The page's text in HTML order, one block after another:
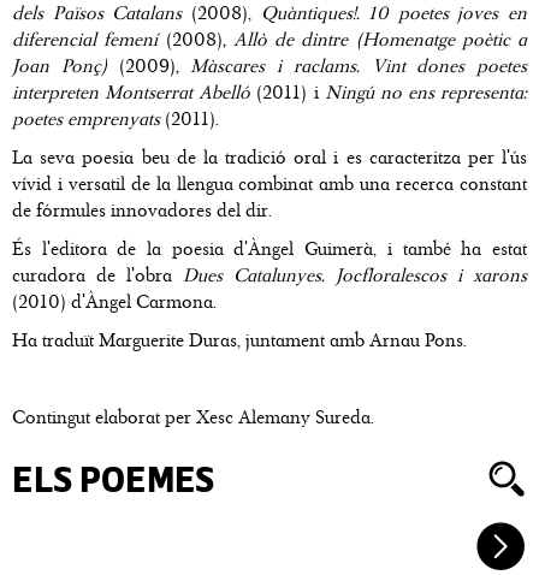
dels Països Catalans (2008), Quàntiques!. 10 poetes joves en
diferencial femení (2008), Allò de dintre (Homenatge poètic a
Joan Ponç) (2009), Màscares i raclams. Vint dones poetes
interpreten Montserrat Abelló (2011) i Ningú no ens representa:
poetes emprenyats (2011).
La seva poesia beu de la tradició oral i es caracteritza per l'ús
vívid i versatil de la llengua combinat amb una recerca constant
de fórmules innovadores del dir.
És l'editora de la poesia d'Àngel Guimerà, i també ha estat
curadora de l'obra Dues Catalunyes. Jocfloralescos i xarons
(2010) d'Àngel Carmona.
Ha traduït Marguerite Duras, juntament amb Arnau Pons.
Contingut elaborat per Xesc Alemany Sureda.
ELS POEMES